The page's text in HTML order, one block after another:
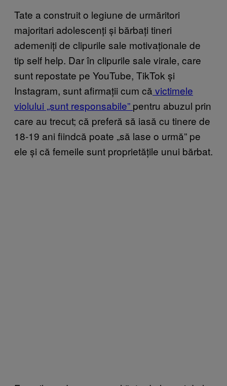
Tate a construit o legiune de urmăritori
majoritari adolescenți și bărbați tineri
ademeniți de clipurile sale motivaționale de
tip self help. Dar în clipurile sale virale, care
sunt repostate pe YouTube, TikTok și
Instagram, sunt afirmații cum că victimele
violului „sunt responsabile” pentru abuzul prin
care au trecut; că preferă să iasă cu tinere de
18-19 ani fiindcă poate „să lase o urmă” pe
ele și că femeile sunt proprietățile unui bărbat.